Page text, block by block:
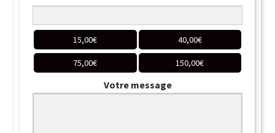
15,00€ 40,00€
75,00€ 150,00€
Votre message